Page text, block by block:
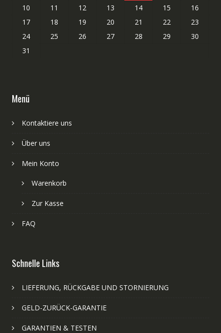
10
11 12 13 14 15
16
17
18 19 20 21 22
23
24
25 26 27 28 29
30
31
Menü
Kontaktiere uns
Über uns
Mein Konto
Warenkorb
Zur Kasse
FAQ
Schnelle Links
LIEFERUNG, RÜCKGABE UND STORNIERUNG
GELD-ZURÜCK-GARANTIE
GARANTIEN & TESTEN